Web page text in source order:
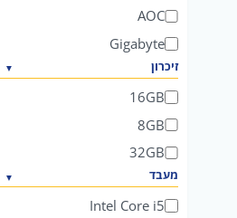
AOC
Gigabyte
זיכרון
16GB
8GB
32GB
מעבד
Intel Core i5